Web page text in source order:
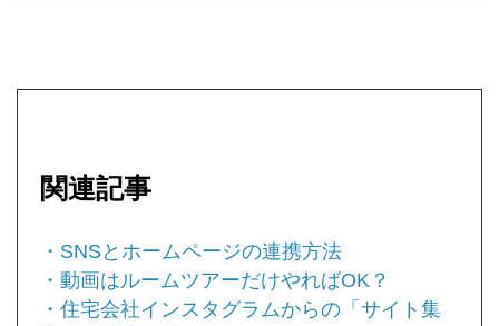
関連記事
・SNSとホームページの連携方法
・動画はルームツアーだけやればOK？
・住宅会社インスタグラムからの「サイト集